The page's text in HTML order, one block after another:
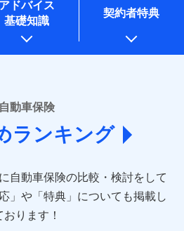
等の実施のため
管理等付帯業務を行うため
保険会社の情報は、保険会社のホ
ますので、ご確認ください。
損害保険株式会社
)
社 (https://www.axa-
保険株式会社 (https://www.e-
(https://www.aig.co.jp/sonpo)
アドバイス
基礎知識
契約者特典
自動車保険
ランキング
自動車保険の比較・検討をして
応」や「特典」についても掲載し
おります！